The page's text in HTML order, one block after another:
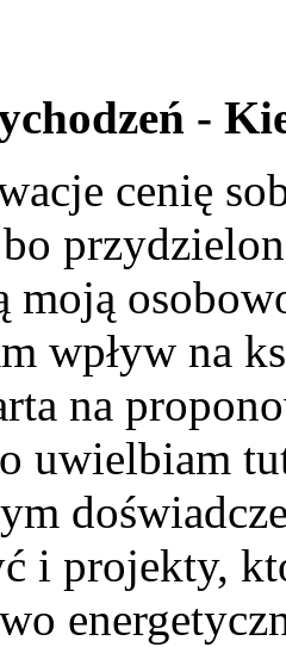
-
cenię
moją
wpływ na
na
uwielbiam
i projekty,